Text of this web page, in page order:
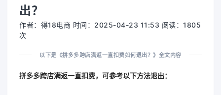
出？
作者：得18电商 时间：2025-04-23 11:53 阅读：1805
次
以下是《拼多多跨店满返一直扣费如何退出？》全文内容
拼多多跨店满返一直扣费，可参考以下方法退出：